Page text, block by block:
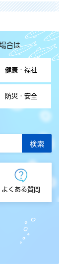
合は
健康・福祉
防災・安全
よくある質問